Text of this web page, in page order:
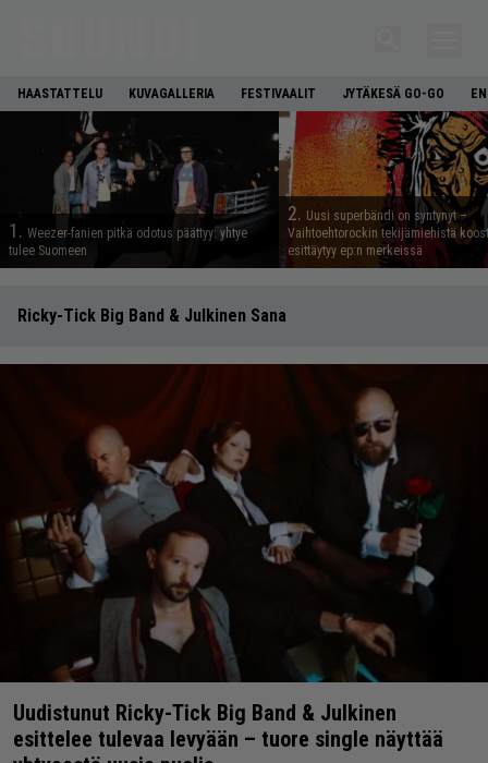
HAASTATTELU KUVAGALLERIA FESTIVAALIT JYTÄKESÄ GO-GO
1. Weezer-fanien pitkä odotus päättyy: yhtye
tulee Suomeen
2. Uusi superbändi on syntynyt –
Vaihtoehtorockin tekijämiehistä
esittäytyy ep:n merkeissä
Ricky-Tick Big Band & Julkinen Sana
Uudistunut Ricky-Tick Big Band & Julkinen
esittelee tulevaa levyään – tuore single näyttää